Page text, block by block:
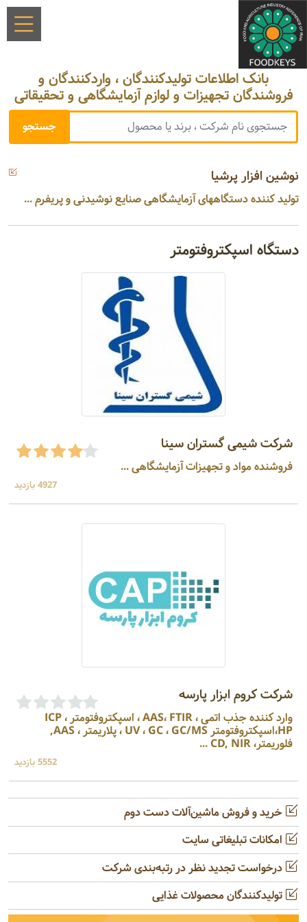
بانک اطلاعات تولیدکنندگان ، واردکنندگان و
فروشندگان تجهیزات و لوازم آزمایشگاهی و تحقیقاتی
نوشین افزار پرشیا
تولید کننده دستگاههای آزمایشگاهی صنایع نوشیدنی و پریفرم ...
دستگاه اسپکتروفتومتر
شرکت شیمی گستران سینا
فروشنده مواد و تجهیزات آزمایشگاهی ...
4927 بازدید
شرکت کروم ابزار پارسه
وارد کننده جذب اتمی ، AAS، FTIR ، اسپکتروفتومتر ، ICP
HP،اسپکتروفتومتر UV ، GC ، GC/MS ، پلاریمتر ، AAS,
فلوریمتر، CD, NIR ...
5552 بازدید
خرید و فروش ماشین‌آلات دست دوم
امکانات تبلیغاتی سایت
درخواست تجدید نظر در رتبه‌بندی شرکت
تولیدکنندگان محصولات غذایی